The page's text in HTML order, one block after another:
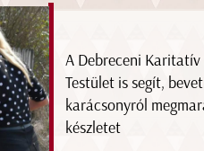
A Debreceni Karitatív
Testület is segít,
karácsonyról
készletet